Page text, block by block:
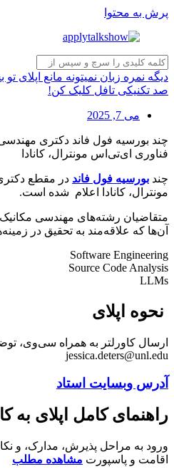
پرش به محتوا
دیگه نمره زبان نمیتونه مانع اپلای
صد تکنیکی تافل کلیک کن!
می 7, 2025
چند بورسیه فول فاند دکتری
فناوری ای‌تی‌اس مونترال، کانادا
چند بورسیه فول فاند در مقطع
مونترال، کانادا اعلام شده است.
متقاضیان رشته‌های مهندسی
آن‌ها که علاقه‌مند به تحقیق در
Software Engineering
Source Code Analysis
LLMs
نحوه اپلای
ارسال کاورلتر به همراه سی‌وی،
jessica.deters@unl.edu
آدرس وبسایت استاد
راهنمای کامل اپلای به
ورود به مراحل پذیرش، مدارک، و
اقامت و پاسپورت مشاهده مطلب